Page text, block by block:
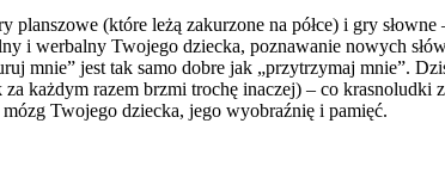
(które leżą zakurzone na półce) i gry
i werbalny Twojego dziecka, poznawanie nowych
mnie” jest tak samo dobre jak „przytrzymaj mnie”.
każdym razem brzmi trochę inaczej) – co krasnoludki
Twojego dziecka, jego wyobraźnię i pamięć.